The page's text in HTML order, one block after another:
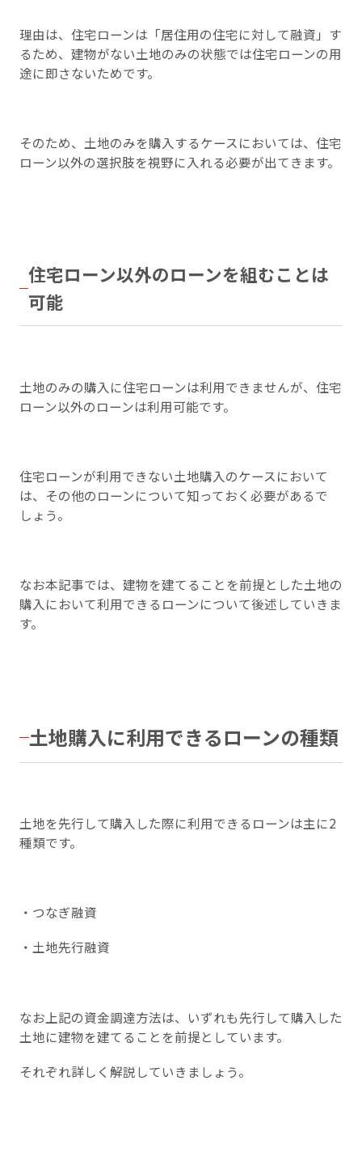
理由は、住宅ローンは「居住用の住宅に対して融資」す
るため、建物がない土地のみの状態では住宅ローンの用
途に即さないためです。
そのため、土地のみを購入するケースにおいては、住宅
ローン以外の選択肢を視野に入れる必要が出てきます。
住宅ローン以外のローンを組むことは
可能
土地のみの購入に住宅ローンは利用できませんが、住宅
ローン以外のローンは利用可能です。
住宅ローンが利用できない土地購入のケースにおいて
は、その他のローンについて知っておく必要があるで
しょう。
なお本記事では、建物を建てることを前提とした土地の
購入において利用できるローンについて後述していきま
す。
土地購入に利用できるローンの種類
土地を先行して購入した際に利用できるローンは主に2
種類です。
・つなぎ融資
・土地先行融資
なお上記の資金調達方法は、いずれも先行して購入した
土地に建物を建てることを前提としています。
それぞれ詳しく解説していきましょう。